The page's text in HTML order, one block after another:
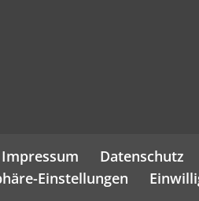
Impressum Datenschutz
Einstellungen